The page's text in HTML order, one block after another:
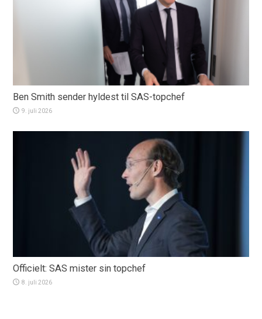
Ben Smith sender hyldest til SAS-topchef
9. juli 2026
Officielt: SAS mister sin topchef
8. juli 2026